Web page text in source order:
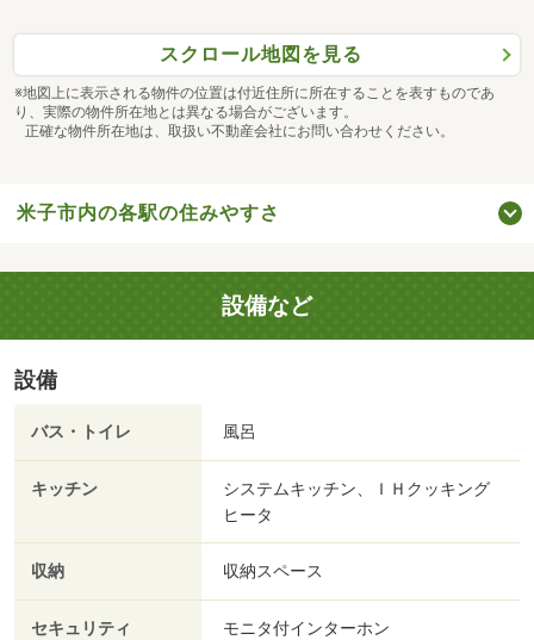
スクロール地図を見る
※地図上に表示される物件の位置は付近住所に所在することを表すものであ
り、実際の物件所在地とは異なる場合がございます。
正確な物件所在地は、取扱い不動産会社にお問い合わせください。
米子市内の各駅の住みやすさ
設備など
設備
バス・トイレ 風呂
キッチン
システムキッチン、ＩＨクッキング
ヒータ
収納 収納スペース
セキュリティ モニタ付インターホン